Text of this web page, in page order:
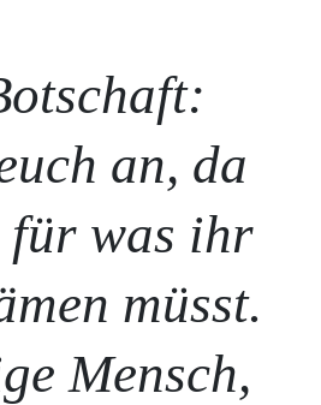
an, da
für was ihr
müsst.
Mensch,